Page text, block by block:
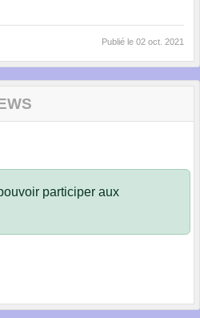
Publié le 02 oct. 2021
participer aux